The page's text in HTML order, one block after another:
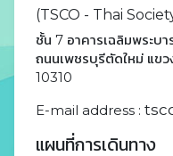
(TSCO - Thai
ชั้น 7 อาคารเฉลิมพระบ
ถนนเพชรบุรีตัดใหม่ แขว
10310
E-mail address :
แผนที่การเดินทาง